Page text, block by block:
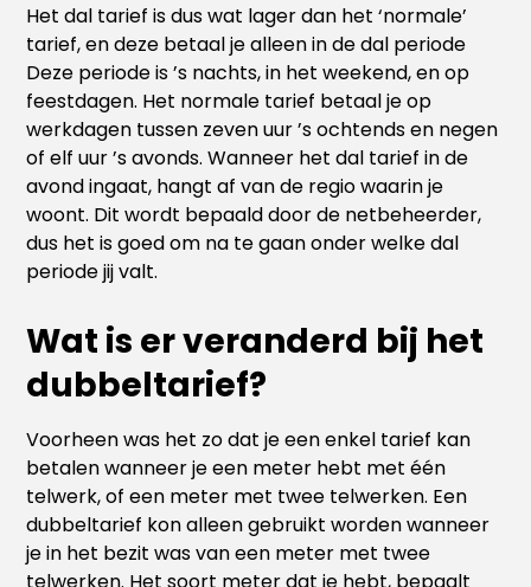
Het dal tarief is dus wat lager dan het ‘normale’
tarief, en deze betaal je alleen in de dal periode
Deze periode is ’s nachts, in het weekend, en op
feestdagen. Het normale tarief betaal je op
werkdagen tussen zeven uur ’s ochtends en negen
of elf uur ’s avonds. Wanneer het dal tarief in de
avond ingaat, hangt af van de regio waarin je
woont. Dit wordt bepaald door de netbeheerder,
dus het is goed om na te gaan onder welke dal
periode jij valt.
Wat is er veranderd bij het
dubbeltarief?
Voorheen was het zo dat je een enkel tarief kan
betalen wanneer je een meter hebt met één
telwerk, of een meter met twee telwerken. Een
dubbeltarief kon alleen gebruikt worden wanneer
je in het bezit was van een meter met twee
telwerken. Het soort meter dat je hebt, bepaalt